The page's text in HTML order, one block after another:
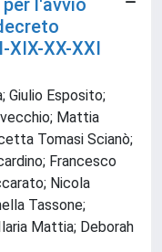
l'avvio
XX-XXI
Giulio Esposito;
Mattia
Tomasi Scianò;
Francesco
Nicola
Tassone;
Mattia; Deborah